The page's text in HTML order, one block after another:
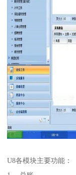
U8各模块主要功能：